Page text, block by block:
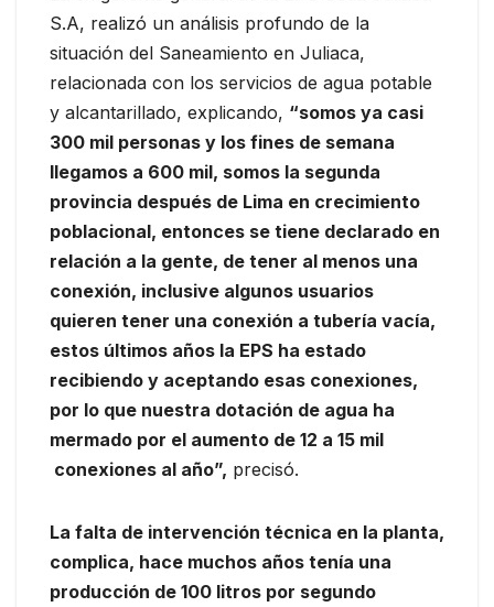
S.A, realizó un análisis profundo de la
situación del Saneamiento en Juliaca,
relacionada con los servicios de agua potable
y alcantarillado, explicando, “somos ya casi
300 mil personas y los fines de semana
llegamos a 600 mil, somos la segunda
provincia después de Lima en crecimiento
poblacional, entonces se tiene declarado en
relación a la gente, de tener al menos una
conexión, inclusive algunos usuarios
quieren tener una conexión a tubería vacía,
estos últimos años la EPS ha estado
recibiendo y aceptando esas conexiones,
por lo que nuestra dotación de agua ha
mermado por el aumento de 12 a 15 mil
conexiones al año”, precisó.
La falta de intervención técnica en la planta,
complica, hace muchos años tenía una
producción de 100 litros por segundo